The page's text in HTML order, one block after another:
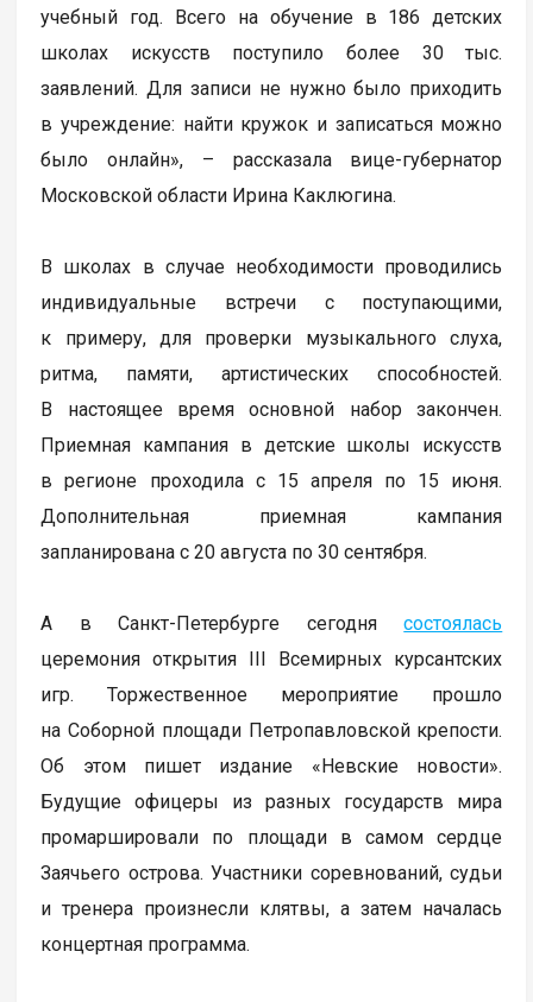
учебный год. Всего на обучение в 186 детских
школах искусств поступило более 30 тыс.
заявлений. Для записи не нужно было приходить
в учреждение: найти кружок и записаться можно
было онлайн», – рассказала вице-губернатор
Московской области Ирина Каклюгина.
В школах в случае необходимости проводились
индивидуальные встречи с поступающими,
к примеру, для проверки музыкального слуха,
ритма, памяти, артистических способностей.
В настоящее время основной набор закончен.
Приемная кампания в детские школы искусств
в регионе проходила с 15 апреля по 15 июня.
Дополнительная приемная кампания
запланирована с 20 августа по 30 сентября.
А в Санкт-Петербурге сегоднясостоялась
церемония открытия III Всемирных курсантских
игр. Торжественное мероприятие прошло
на Соборной площади Петропавловской крепости.
Об этом пишет издание «Невские новости».
Будущие офицеры из разных государств мира
промаршировали по площади в самом сердце
Заячьего острова. Участники соревнований, судьи
и тренера произнесли клятвы, а затем началась
концертная программа.